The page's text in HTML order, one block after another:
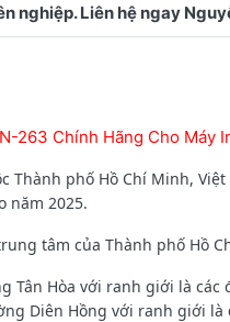
263 Chính Hãng Cho Máy
Thành phố Hồ Chí Minh,
năm 2025.
tâm của Thành phố Hồ
Tân Hòa với ranh giới là
Diên Hồng với ranh giới là